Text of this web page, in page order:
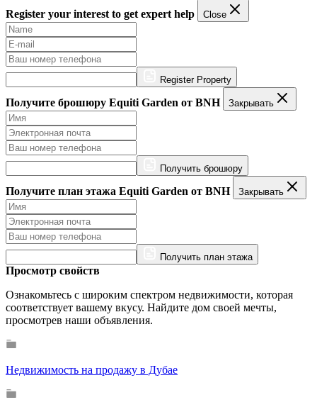
Register your interest to get expert help
Close
Register Property
Получите брошюру Equiti Garden от BNH Закрывать
Получить брошюру
Получите план этажа Equiti Garden от BNH Закрывать
Получить план этажа
Просмотр свойств
Ознакомьтесь с широким спектром недвижимости, которая
соответствует вашему вкусу. Найдите дом своей мечты,
просмотрев наши объявления.
Недвижимость на продажу в Дубае